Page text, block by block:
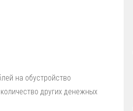
на обустройство
других денежных